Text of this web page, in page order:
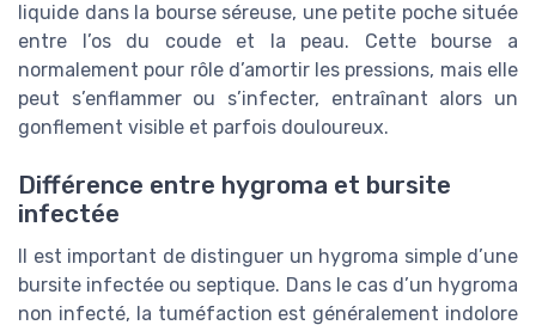
liquide dans la bourse séreuse, une petite poche située
entre l’os du coude et la peau. Cette bourse a
normalement pour rôle d’amortir les pressions, mais elle
peut s’enflammer ou s’infecter, entraînant alors un
gonflement visible et parfois douloureux.
Différence entre hygroma et bursite
infectée
Il est important de distinguer un hygroma simple d’une
bursite infectée ou septique. Dans le cas d’un hygroma
non infecté, la tuméfaction est généralement indolore